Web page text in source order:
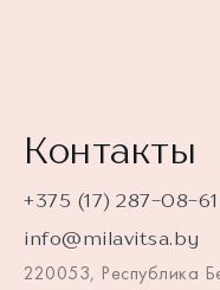
Контакты
+375 (17) 287-08-61
info@milavitsa.by
220053, Республика